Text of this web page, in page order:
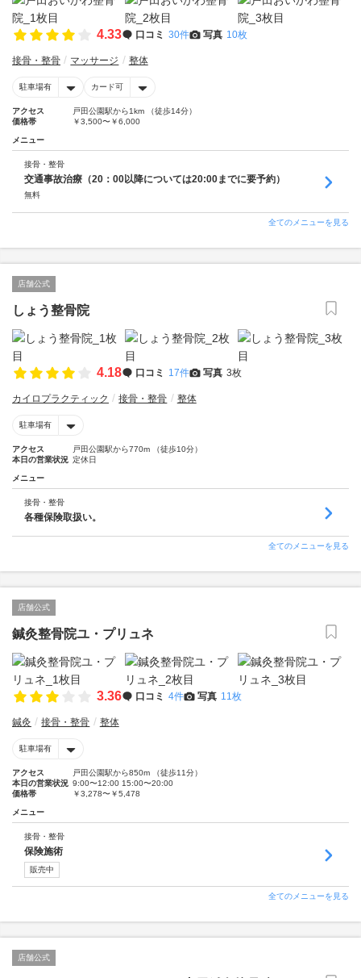
4.33 口コミ 30件 写真 10枚
接骨・整骨 マッサージ 整体
駐車場有 カード可
アクセス
戸田公園駅から1km （徒歩14分）
価格帯
￥3,500〜￥6,000
メニュー
接骨・整骨
交通事故治療（20：00以降については20:00までに要予約）
無料
全てのメニューを見る
店舗公式
しょう整骨院
4.18 口コミ 17件 写真 3枚
カイロプラクティック 接骨・整骨 整体
駐車場有
アクセス
戸田公園駅から770m （徒歩10分）
本日の営業状況 定休日
メニュー
接骨・整骨
各種保険取扱い。
全てのメニューを見る
店舗公式
鍼灸整骨院ユ・プリュネ
3.36 口コミ 4件 写真 11枚
鍼灸 接骨・整骨 整体
駐車場有
アクセス
戸田公園駅から850m （徒歩11分）
本日の営業状況 9:00〜12:00 15:00〜20:00
価格帯
￥3,278〜￥5,478
メニュー
接骨・整骨
保険施術
販売中
全てのメニューを見る
店舗公式